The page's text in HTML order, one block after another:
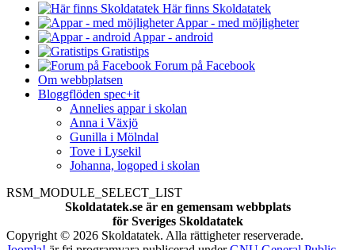
Här finns Skoldatatek
Appar - med möjligheter
Appar - android
Gratistips
Forum på Facebook
Om webbplatsen
Bloggflöden spec+it
Annelies appar i skolan
Anna i Växjö
Gunilla i Mölndal
Tove i Lysekil
Johanna, logoped i skolan
RSM_MODULE_SELECT_LIST
Skoldatatek.se är en gemensam webbplats
för Sveriges Skoldatatek
Copyright © 2026 Skoldatatek. Alla rättigheter reserverade.